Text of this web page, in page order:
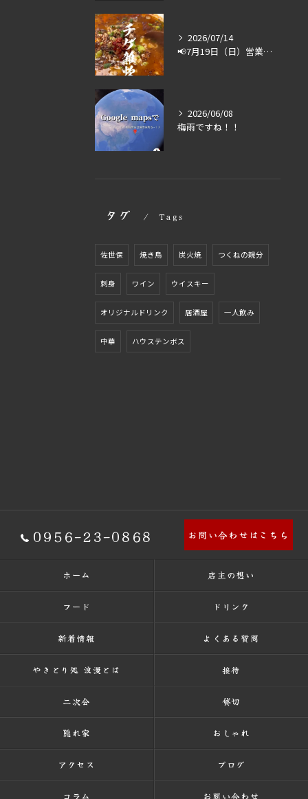
2026/07/14
📢7月19日（日）営業します🔥
2026/06/08
梅雨ですね！！
タグ Tags
佐世保 焼き鳥 炭火焼 つくねの親分
刺身 ワイン ウイスキー
オリジナルドリンク 居酒屋 一人飲み
中華 ハウステンボス
0956-23-0868 お問い合わせはこちら
ホーム 店主の想い
フード ドリンク
新着情報 よくある質問
やきとり処 浪漫とは 接待
二次会 貸切
隠れ家 おしゃれ
アクセス ブログ
コラム お問い合わせ